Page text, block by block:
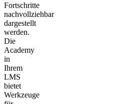
Fortschritte
nachvollziehbar
dargestellt
werden.
Die
Academy
in
Ihrem
LMS
bietet
Werkzeuge